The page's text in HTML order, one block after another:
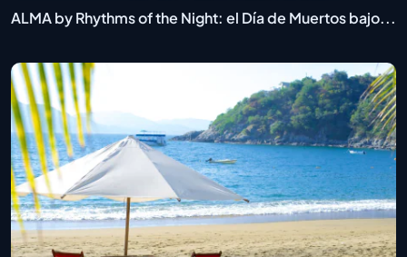
ALMA by Rhythms of the Night: el Día de Muertos bajo...